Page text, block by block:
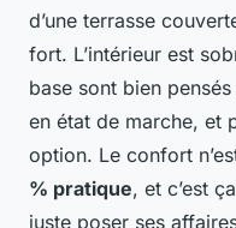
d’une terrasse
fort. L’intérieur est
base sont bien
en état de marche, et
option. Le confort
% pratique, et c’est
juste poser ses